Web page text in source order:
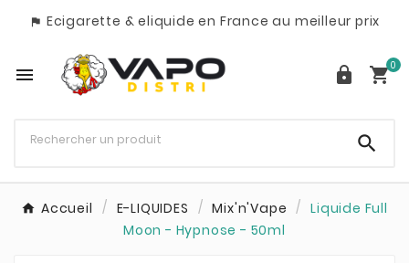
 Ecigarette & eliquide en France au meilleur prix
  0

Accueil E-LIQUIDES Mix'n'Vape
Liquide Full
Moon - Hypnose - 50ml